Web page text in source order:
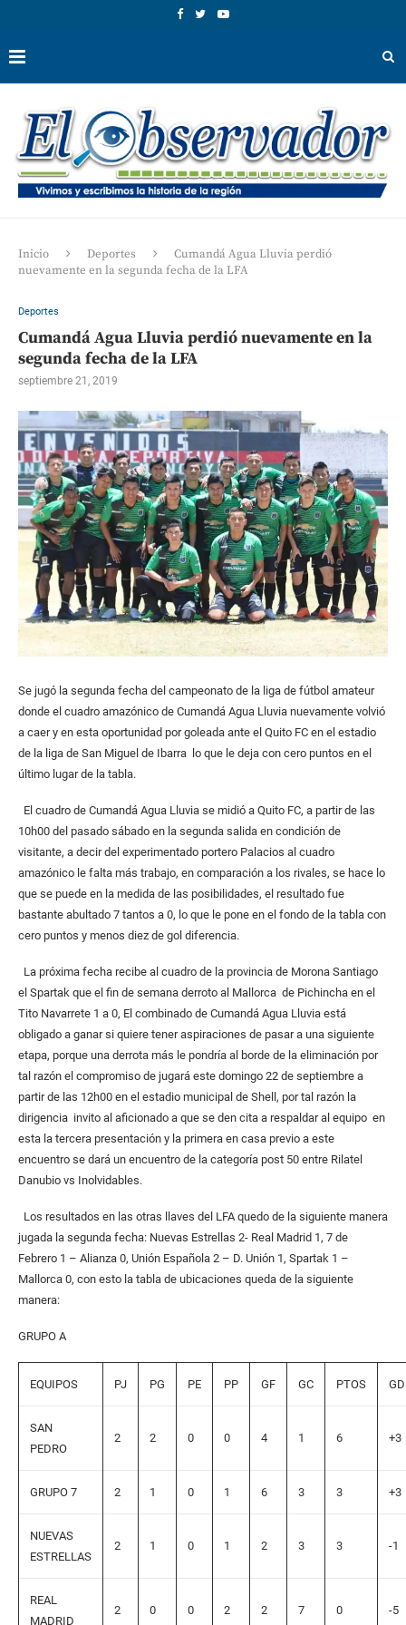
Inicio Deportes
Cumandá Agua Lluvia perdió
nuevamente en la segunda fecha de la LFA
Deportes
Cumandá Agua Lluvia perdió nuevamente en la
segunda fecha de la LFA
septiembre 21, 2019
Se jugó la segunda fecha del campeonato de la liga de fútbol amateur
donde el cuadro amazónico de Cumandá Agua Lluvia nuevamente volvió
a caer y en esta oportunidad por goleada ante el Quito FC en el estadio
de la liga de San Miguel de Ibarra lo que le deja con cero puntos en el
último lugar de la tabla.
El cuadro de Cumandá Agua Lluvia se midió a Quito FC, a partir de las
10h00 del pasado sábado en la segunda salida en condición de
visitante, a decir del experimentado portero Palacios al cuadro
amazónico le falta más trabajo, en comparación a los rivales, se hace lo
que se puede en la medida de las posibilidades, el resultado fue
bastante abultado 7 tantos a 0, lo que le pone en el fondo de la tabla con
cero puntos y menos diez de gol diferencia.
La próxima fecha recibe al cuadro de la provincia de Morona Santiago
el Spartak que el fin de semana derroto al Mallorca de Pichincha en el
Tito Navarrete 1 a 0, El combinado de Cumandá Agua Lluvia está
obligado a ganar si quiere tener aspiraciones de pasar a una siguiente
etapa, porque una derrota más le pondría al borde de la eliminación por
tal razón el compromiso de jugará este domingo 22 de septiembre a
partir de las 12h00 en el estadio municipal de Shell, por tal razón la
dirigencia invito al aficionado a que se den cita a respaldar al equipo en
esta la tercera presentación y la primera en casa previo a este
encuentro se dará un encuentro de la categoría post 50 entre Rilatel
Danubio vs Inolvidables.
Los resultados en las otras llaves del LFA quedo de la siguiente manera
jugada la segunda fecha: Nuevas Estrellas 2- Real Madrid 1, 7 de
Febrero 1 – Alianza 0, Unión Española 2 – D. Unión 1, Spartak 1 –
Mallorca 0, con esto la tabla de ubicaciones queda de la siguiente
manera:
GRUPO A
EQUIPOS PJ PG PE PP GF GC PTOS GD
SAN
PEDRO
2 2 0 0 4 1 6 +3
GRUPO 7 2 1 0 1 6 3 3 +3
NUEVAS
ESTRELLAS
2 1 0 1 2 3 3 -1
REAL
MADRID
2 0 0 2 2 7 0 -5